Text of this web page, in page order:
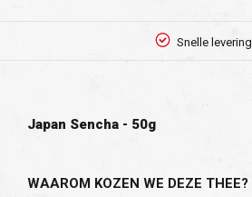
Snelle levering
Japan Sencha - 50g
WAAROM KOZEN WE DEZE THEE?